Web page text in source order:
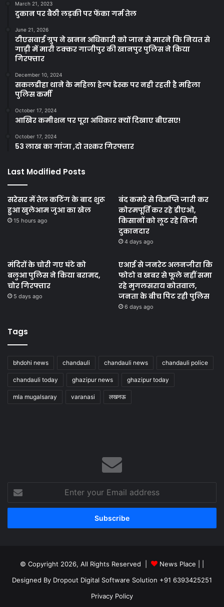
March 21, 2023
दुकान पर बैठी लड़की पर फेंका गर्म तेल
June 21, 2026
टीएसवाई ग्रुप ने खनन अधिकारी को जान से मारने कि नियत से
गाड़ी में मारी टक्कर गाजीपुर की खानपुर पुलिस ने किया
गिरफ्तार
December 10, 2024
सकलडीहा थाने के महिला हेल्प डेस्क पर नही रहती है महिला
पुलिस कर्मी
October 17, 2024
आखिर कमीशन पर पूरा अधिकार क्यों दिखाए बीएसए!
October 17, 2024
53 लाख का गांजा ,दो तश्कर गिरफ्तार
Last Modified Posts
सरेसर में तेल कटिंग के बाद शुरू
हुआ खुलेआम जुआ का खेल
15 hours ago
बंद कमरे से विज्ञप्ति जारी कर
कोरमपूर्ति कर रहे डीएओ,
किसानों को लूट रहे निजी
दुकानदार
4 days ago
मंदिरों के चोरी गए घंटे को
बलुआ पुलिस ने किया बरामद,
चोर गिरफ्तार
5 days ago
एआई से जनरेट अलनजीरा कि
फोटो व खबर से फूले नहीं समा
रहे मुगलसराय कोतवाल,
जनता के बीच पिट रही पुलिस
6 days ago
Tags
bhdohi news chandauli chandauli news chandauli police
chandauli today ghazipur news ghazipur today
mla mugalsaray varanasi लखनऊ
your
Email
© Copyright 2026, All Rights Reserved | News Place |
Designed By Dropout Digital Software Solution +91 6393425251
Privacy Policy